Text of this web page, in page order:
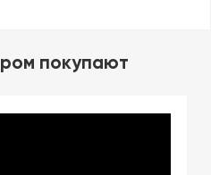
покупают